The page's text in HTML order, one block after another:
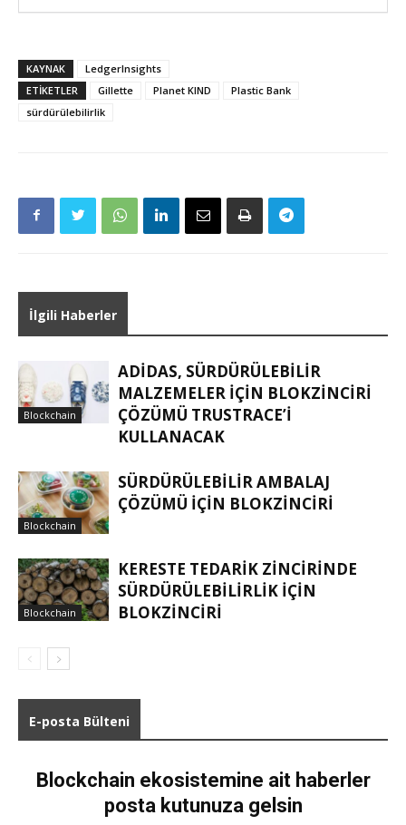
KAYNAK
LedgerInsights
ETIKETLER
Gillette Planet KIND
Plastic Bank
sürdürülebilirlik
İlgili Haberler
Blockchain
ADIDAS, SÜRDÜRÜLEBILIR
MALZEMELER IÇIN BLOKZINCIRI
ÇÖZÜMÜ TRUSTRACE’I
KULLANACAK
Blockchain
SÜRDÜRÜLEBILIR AMBALAJ
ÇÖZÜMÜ IÇIN BLOKZINCIRI
Blockchain
KERESTE TEDARIK ZINCIRINDE
SÜRDÜRÜLEBILIRLIK IÇIN
BLOKZINCIRI
E-posta Bülteni
Blockchain ekosistemine ait haberler
posta kutunuza gelsin